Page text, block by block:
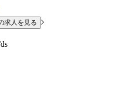
求人を見る